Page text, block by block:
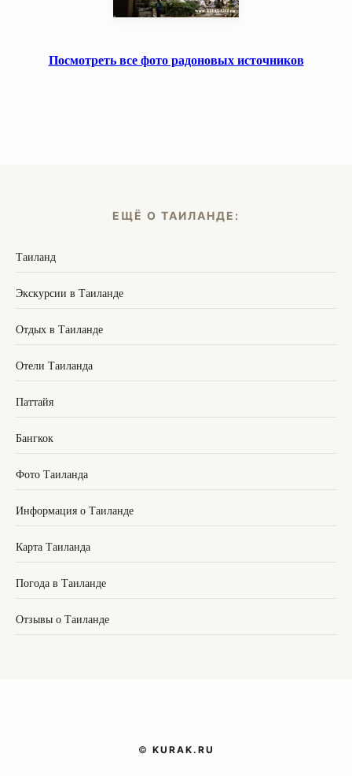
Посмотреть все фото радоновых источников
ЕЩЁ О ТАИЛАНДЕ:
Таиланд
Экскурсии в Таиланде
Отдых в Таиланде
Отели Таиланда
Паттайя
Бангкок
Фото Таиланда
Информация о Таиланде
Карта Таиланда
Погода в Таиланде
Отзывы о Таиланде
© KURAK.RU